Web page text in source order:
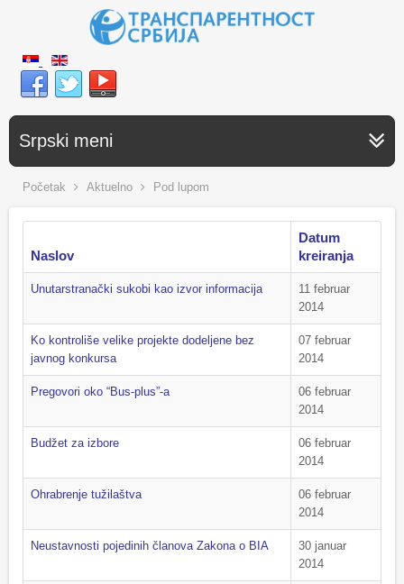
Srpski meni
Početak Aktuelno Pod lupom
Naslov
Datum
kreiranja
Unutarstranački sukobi kao izvor informacija
11 februar
2014
Ko kontroliše velike projekte dodeljene bez
javnog konkursa
07 februar
2014
Pregovori oko “Bus-plus”-a
06 februar
2014
Budžet za izbore
06 februar
2014
Ohrabrenje tužilaštva
06 februar
2014
Neustavnosti pojedinih članova Zakona o BIA
30 januar
2014